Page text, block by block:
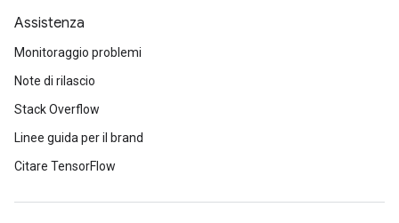
Assistenza
Monitoraggio problemi
Note di rilascio
Stack Overflow
Linee guida per il brand
Citare TensorFlow